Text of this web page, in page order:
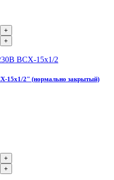
+
+
15х1/2" (нормально закрытый)
+
+